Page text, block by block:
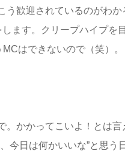
歓迎されているのがわか
ます。クリープハイプを
はできないので（笑）。
かかってこいよ！とは言
今日は何かいいな”と思う